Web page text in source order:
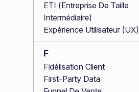
ETI (Entreprise De Taille
Intermédiaire)
Expérience Utilisateur (UX)
F
Fidélisation Client
First-Party Data